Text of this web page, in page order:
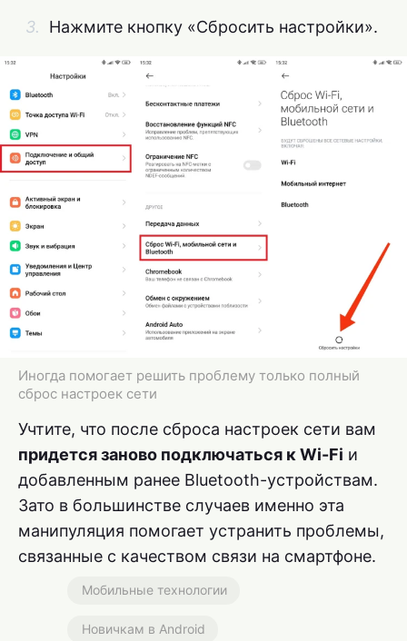
Нажмите кнопку «Сбросить настройки».
Иногда помогает решить проблему только полный
сброс настроек сети
Учтите, что после сброса настроек сети вам
придется заново подключаться к Wi-Fi и
добавленным ранее Bluetooth-устройствам.
Зато в большинстве случаев именно эта
манипуляция помогает устранить проблемы,
связанные с качеством связи на смартфоне.
Мобильные технологии
Новичкам в Android